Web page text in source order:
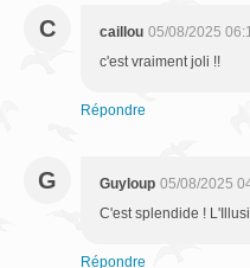
C caillou 05/08/2025
c'est vraiment joli !!
Répondre
G Guyloup 05/08/2025
C'est splendide !
Répondre